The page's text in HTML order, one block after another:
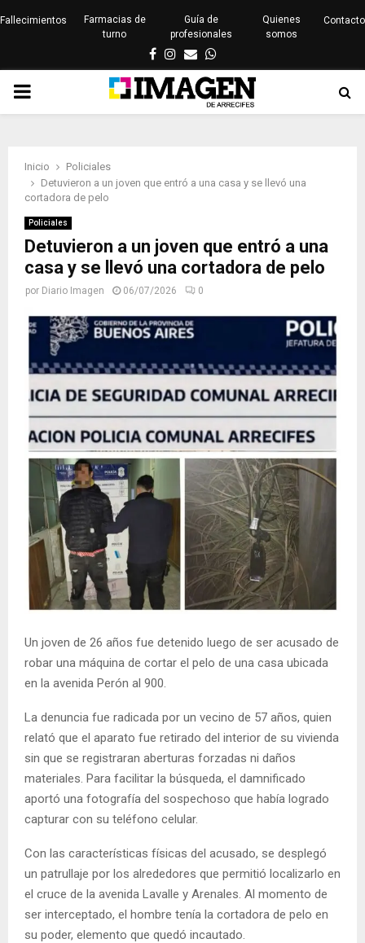
Fallecimientos
Farmacias de
turno
Guía de
profesionales
Quienes
somos
Contacto
Facebook
Instagram
EmailWhatsapp
PRIMARY
Inicio
Policiales
Detuvieron a un joven que entró a una casa y se llevó una
cortadora de pelo
Policiales
Detuvieron a un joven que entró a una
casa y se llevó una cortadora de pelo
por Diario Imagen 06/07/2026 0
Un joven de 26 años fue detenido luego de ser acusado de
robar una máquina de cortar el pelo de una casa ubicada
en la avenida Perón al 900.
La denuncia fue radicada por un vecino de 57 años, quien
relató que el aparato fue retirado del interior de su vivienda
sin que se registraran aberturas forzadas ni daños
materiales. Para facilitar la búsqueda, el damnificado
aportó una fotografía del sospechoso que había logrado
capturar con su teléfono celular.
Con las características físicas del acusado, se desplegó
un patrullaje por los alrededores que permitió localizarlo en
el cruce de la avenida Lavalle y Arenales. Al momento de
ser interceptado, el hombre tenía la cortadora de pelo en
su poder, elemento que quedó incautado.